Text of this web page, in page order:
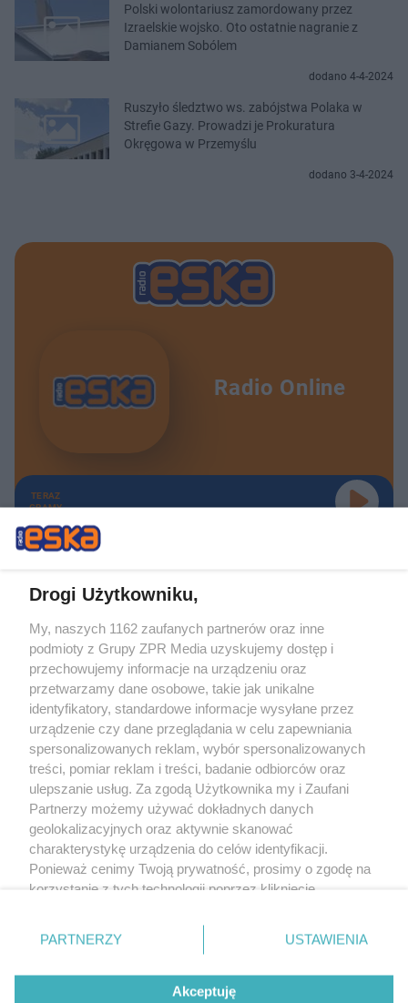
Polski wolontariusz zamordowany przez
Izraelskie wojsko. Oto ostatnie nagranie z
Damianem Sobólem
dodano 4-4-2024
Ruszyło śledztwo ws. zabójstwa Polaka w
Strefie Gazy. Prowadzi je Prokuratura
Okręgowa w Przemyślu
dodano 3-4-2024
Radio Online
TERAZ
GRAMY
Żaden utwór zamieszczony w serwisie nie może być powielany i
rozpowszechniany lub dalej rozpowszechniany w jakikolwiek sposób (w
tym także elektroniczny lub mechaniczny) na jakimkolwiek polu
eksploatacji w jakiejkolwiek formie, włącznie z umieszczaniem w Internecie
bez pisemnej zgody właściciela praw. Jakiekolwiek użycie lub
wykorzystanie utworów w całości lub w części z naruszeniem prawa, tzn.
bez właściwej zgody, jest zabronione pod groźbą kary i może być ścigane
prawnie.
O nas
Drogi Użytkowniku,
My, naszych 1162 zaufanych partnerów oraz inne
podmioty z Grupy ZPR Media uzyskujemy dostęp i
przechowujemy informacje na urządzeniu oraz
przetwarzamy dane osobowe, takie jak unikalne
identyfikatory, standardowe informacje wysyłane przez
urządzenie czy dane przeglądania w celu zapewniania
spersonalizowanych reklam, wybór spersonalizowanych
treści, pomiar reklam i treści, badanie odbiorców oraz
ulepszanie usług. Za zgodą Użytkownika my i Zaufani
Partnerzy możemy używać dokładnych danych
geolokalizacyjnych oraz aktywnie skanować
charakterystykę urządzenia do celów identyfikacji.
Ponieważ cenimy Twoją prywatność, prosimy o zgodę na
korzystanie z tych technologii poprzez kliknięcie
zmienić/wycofać klikając przycisk ustawień prywatności
znajdujący się w lewym dolnym rogu strony
rodzaje przetwarzania danych nie wymagają zgody
użytkownika, ale masz prawo sprzeciwić się takiemu
PARTNERZY USTAWIENIA
Akceptuję